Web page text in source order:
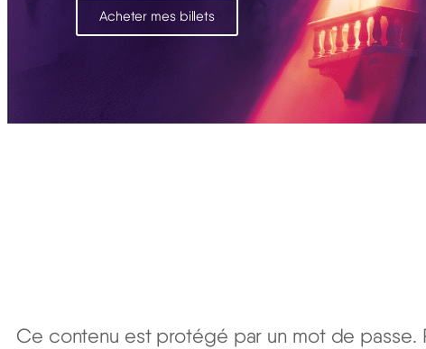
Acheter mes billets
Ce contenu est protégé par un mot de passe.